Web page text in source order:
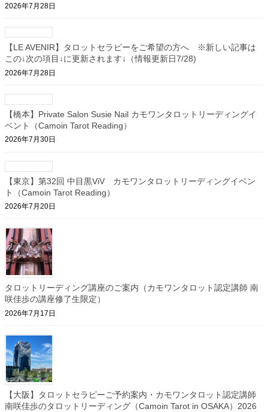
2026年7月28日
【LE AVENIR】タロットセラピーをご希望の方へ ※新しい記事は
この↓次の項目↓に更新されます↓（情報更新日7/28)
2026年7月28日
【橋本】Private Salon Susie Nail カモワンタロットリーディングイ
ベント（Camoin Tarot Reading）
2026年7月30日
【東京】第32回 中目黒ViV カモワンタロットリーディングイベン
ト（Camoin Tarot Reading）
2026年7月20日
タロットリーディング講座のご案内（カモワンタロット認定講師 南
咲佳歩の講座修了生限定）
2026年7月17日
【大阪】タロットセラピーご予約案内・カモワンタロット認定講師
南咲佳歩のタロットリーディング（Camoin Tarot in OSAKA）2026